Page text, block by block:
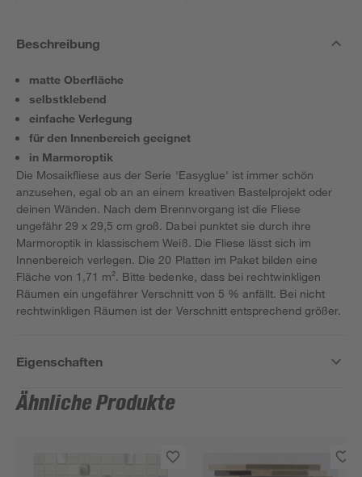
Beschreibung
matte Oberfläche
selbstklebend
einfache Verlegung
für den Innenbereich geeignet
in Marmoroptik
Die Mosaikfliese aus der Serie 'Easyglue' ist immer schön
anzusehen, egal ob an an einem kreativen Bastelprojekt oder
deinen Wänden. Nach dem Brennvorgang ist die Fliese
ungefähr 29 x 29,5 cm groß. Dabei punktet sie durch ihre
Marmoroptik in klassischem Weiß. Die Fliese lässt sich im
Innenbereich verlegen. Die 20 Platten im Paket bilden eine
Fläche von 1,71 m². Bitte bedenke, dass bei rechtwinkligen
Räumen ein ungefährer Verschnitt von 5 % anfällt. Bei nicht
rechtwinkligen Räumen ist der Verschnitt entsprechend größer.
Eigenschaften
Ähnliche Produkte